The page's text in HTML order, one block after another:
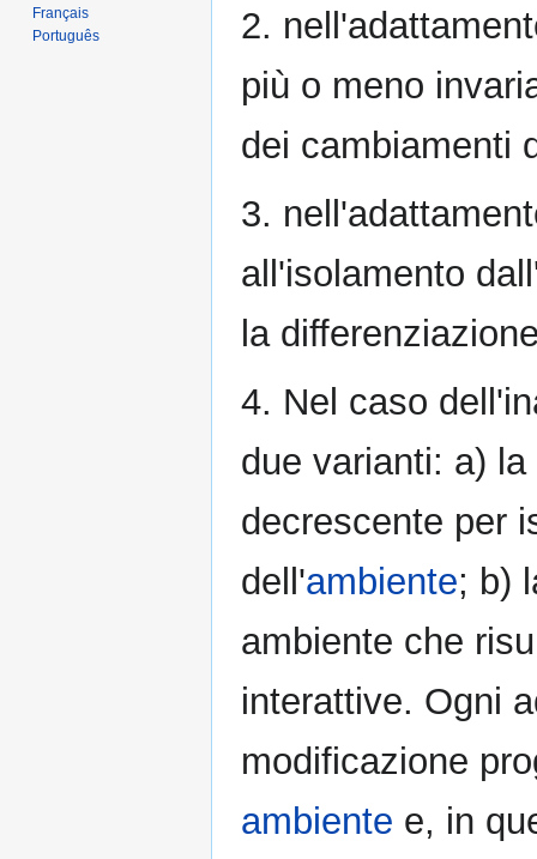
2.
più o meno
dei cambiamenti
3.
all'isolamento
la
4. Nel caso
due varianti: a)
decrescente per
dell'ambiente; b)
ambiente che
interattive. Ogni
modificazione
ambiente e, in
Français
Português